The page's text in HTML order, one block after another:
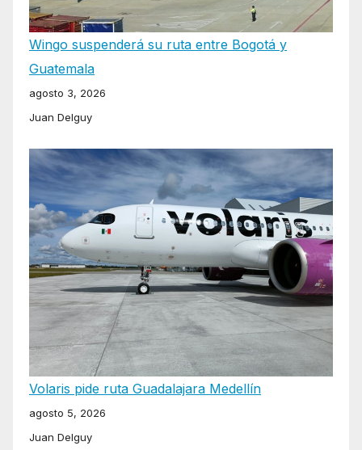
Wingo suspenderá su ruta entre Bogotá y
Guatemala
agosto 3, 2026
Juan Delguy
Volaris pide ruta Guadalajara Medellín
agosto 5, 2026
Juan Delguy